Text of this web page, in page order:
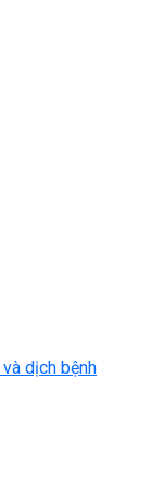
dịch bệnh